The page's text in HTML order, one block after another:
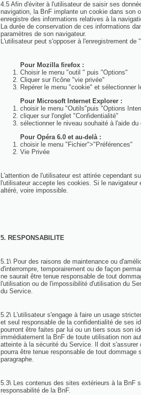
4.5 Afin d'éviter à l'utilisateur de saisir ses
navigation, la BnF implante un cookie dans son
enregistre des informations relatives à la
La durée de conservation de ces informations
paramètres de son navigateur.
L'utilisateur peut s'opposer à l'enregistrement
Pour Mozilla firefox :
Choisir le menu "outil " puis "Options"
Cliquer sur l'icône "vie privée"
Repérer le menu "cookie" et sélectionner
Pour Microsoft Internet Explorer :
choisir le menu "Outils"puis "Options
cliquer sur l'onglet "Confidentialité"
sélectionner le niveau souhaité à l'aide du
Pour Opéra 6.0 et au-delà :
choisir le menu "Fichier">"Préférences"
Vie Privée
L'attention de l'utilisateur est attirée cependant
l'utilisateur accepte les cookies. Si le
altéré, voire impossible.
5. RESPONSABILITE
5.1\ Pour des raisons de maintenance ou
d'interrompre, temporairement ou de façon
ne saurait être tenue responsable de tout
l'utilisation ou de l'impossibilité d'utilisation du
du Service.
5.2\ L'utilisateur s'engage à faire un usage
et seul responsable de la confidentialité de ses
pourront être faites par lui ou un tiers sous son
immédiatement la BnF de toute utilisation non
atteinte à la sécurité du Service. Il doit
pourra être tenue responsable de tout
paragraphe.
5.3\ Les contenus des sites extérieurs à la BnF
responsabilité de la BnF.